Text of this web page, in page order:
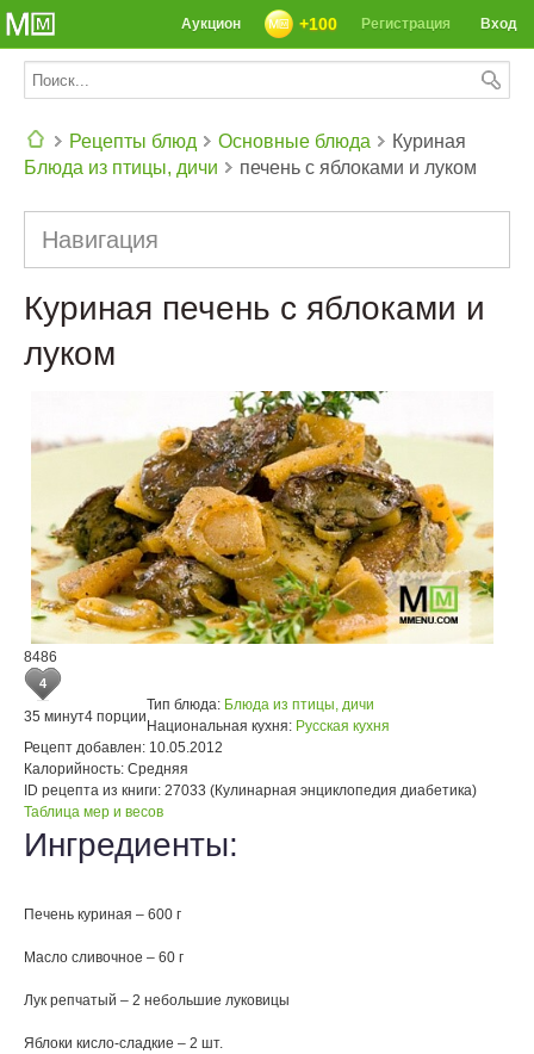
Вход
Регистрация
+100
Аукцион
Рецепты блюд
Основные блюда
Блюда из птицы, дичи
Куриная
печень с яблоками и луком
Навигация
Куриная печень с яблоками и
луком
8486
4
35 минут4 порции
Тип блюда: Блюда из птицы, дичи
Национальная кухня: Русская кухня
Рецепт добавлен: 10.05.2012
Калорийность: Средняя
ID рецепта из книги: 27033 (Кулинарная энциклопедия диабетика)
Таблица мер и весов
Ингредиенты:
Печень куриная – 600 г
Масло сливочное – 60 г
Лук репчатый – 2 небольшие луковицы
Яблоки кисло-сладкие – 2 шт.